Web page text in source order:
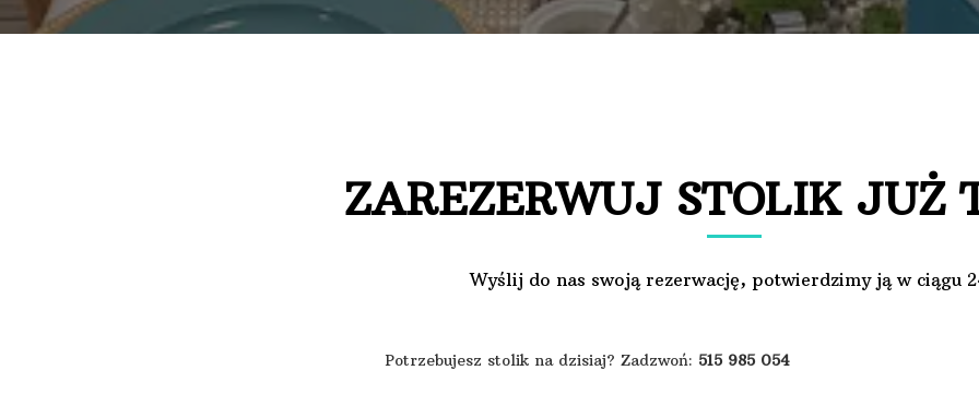
ZAREZERWUJ STOLIK JUŻ
Wyślij do nas swoją rezerwację, potwierdzimy ją w ciągu
Potrzebujesz stolik na dzisiaj? Zadzwoń: 515 985 054